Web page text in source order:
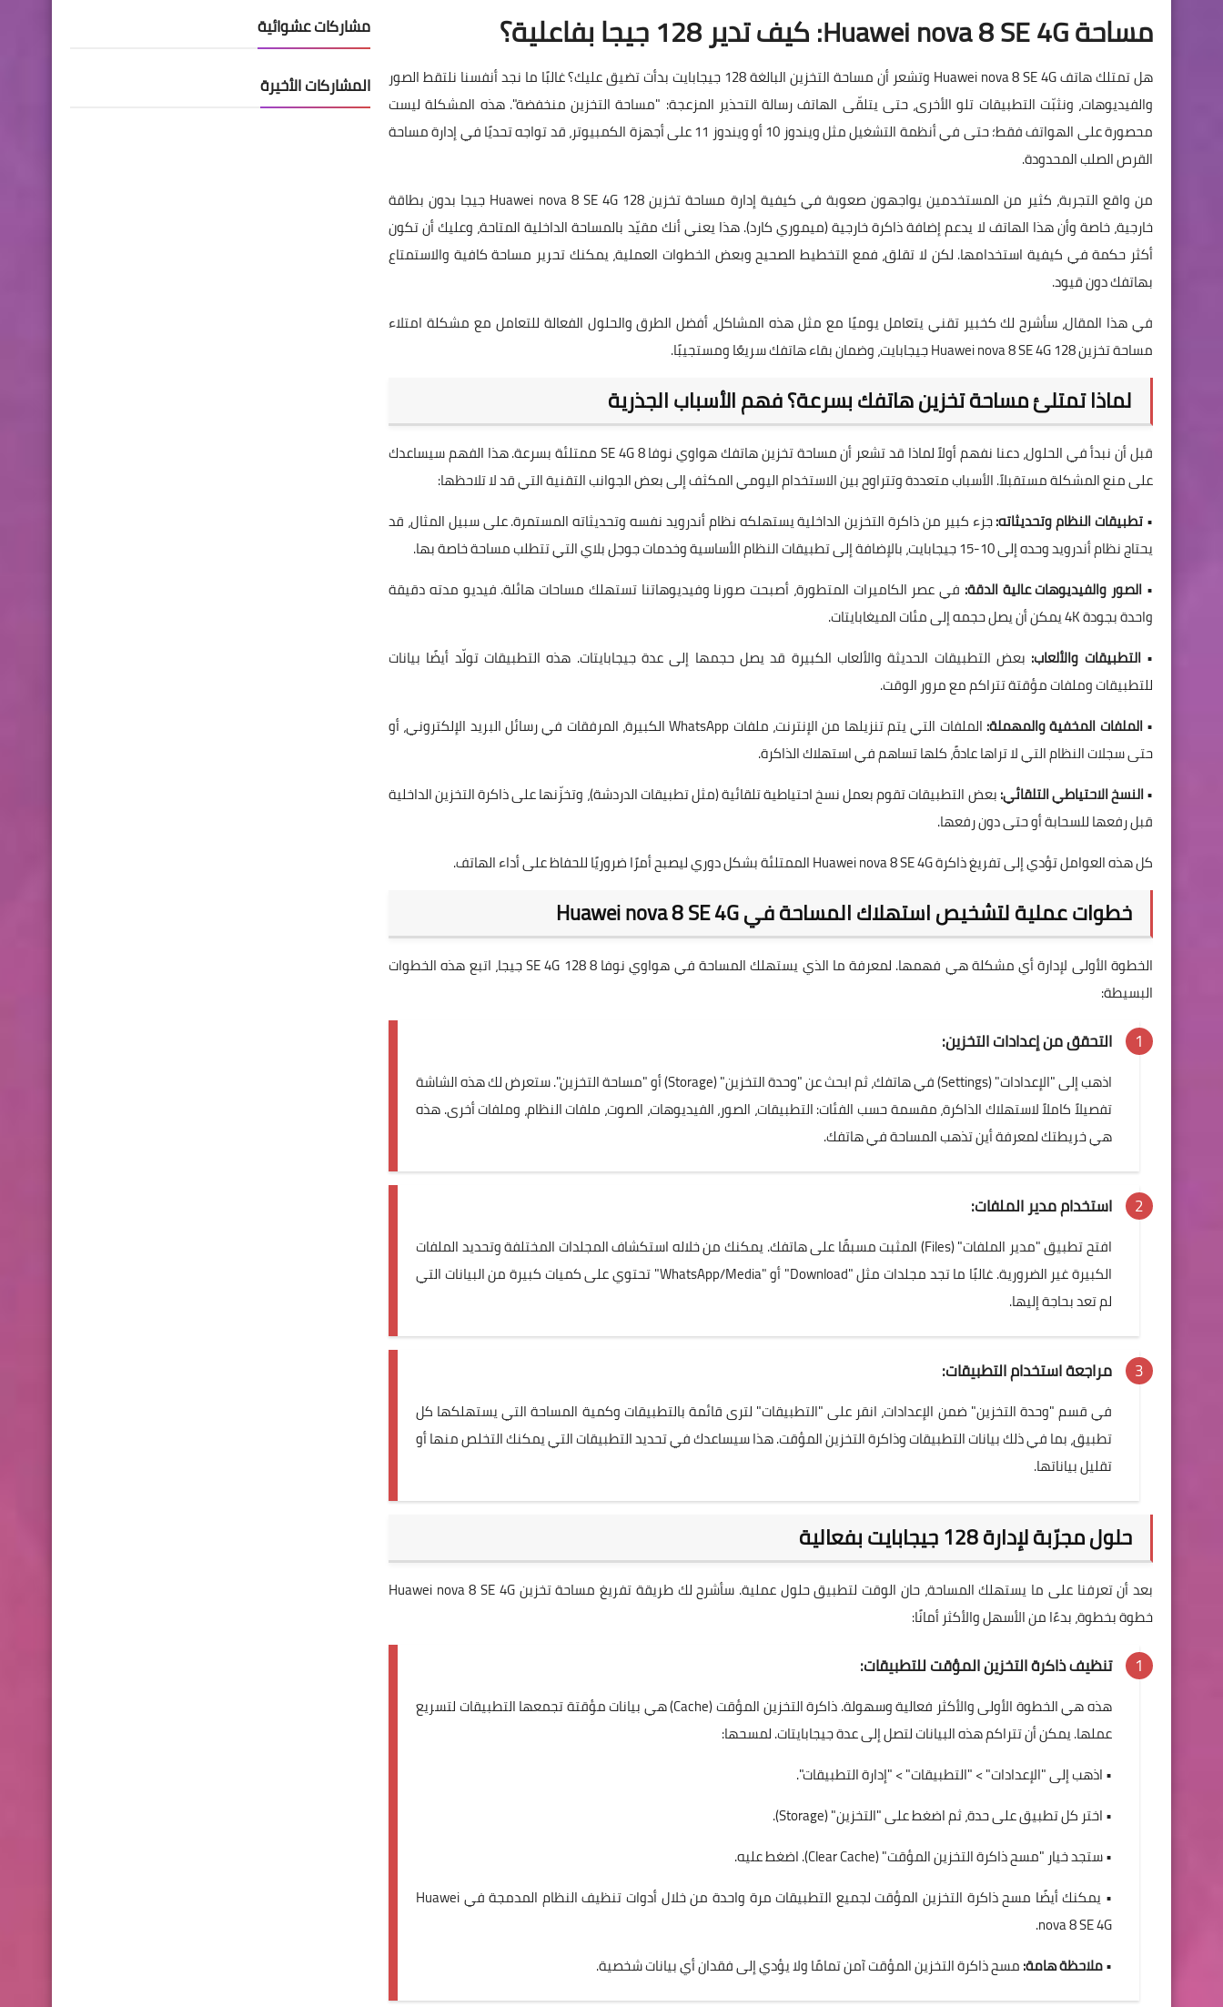
مساحة Huawei nova 8 SE 4G: كيف تدير 128 جيجا بفاعلية؟
هل تمتلك هاتف Huawei nova 8 SE 4G وتشعر أن مساحة التخزين البالغة 128 جيجابايت بدأت تضيق عليك؟ غالبًا ما نجد أنفسنا نلتقط الصور
والفيديوهات، ونثبّت التطبيقات تلو الأخرى، حتى يتلقّى الهاتف رسالة التحذير المزعجة: "مساحة التخزين منخفضة". هذه المشكلة ليست
محصورة على الهواتف فقط؛ حتى في أنظمة التشغيل مثل ويندوز 10 أو ويندوز 11 على أجهزة الكمبيوتر، قد تواجه تحديًا في إدارة مساحة
القرص الصلب المحدودة.
من واقع التجربة، كثير من المستخدمين يواجهون صعوبة في كيفية إدارة مساحة تخزين Huawei nova 8 SE 4G 128 جيجا بدون بطاقة
خارجية، خاصة وأن هذا الهاتف لا يدعم إضافة ذاكرة خارجية (ميموري كارد). هذا يعني أنك مقيّد بالمساحة الداخلية المتاحة، وعليك أن تكون
أكثر حكمة في كيفية استخدامها. لكن لا تقلق، فمع التخطيط الصحيح وبعض الخطوات العملية، يمكنك تحرير مساحة كافية والاستمتاع
بهاتفك دون قيود.
في هذا المقال، سأشرح لك كخبير تقني يتعامل يوميًا مع مثل هذه المشاكل، أفضل الطرق والحلول الفعالة للتعامل مع مشكلة امتلاء
مساحة تخزين Huawei nova 8 SE 4G 128 جيجابايت، وضمان بقاء هاتفك سريعًا ومستجيبًا.
لماذا تمتلئ مساحة تخزين هاتفك بسرعة؟ فهم الأسباب الجذرية
قبل أن نبدأ في الحلول، دعنا نفهم أولاً لماذا قد تشعر أن مساحة تخزين هاتفك هواوي نوفا 8 SE 4G ممتلئة بسرعة. هذا الفهم سيساعدك
على منع المشكلة مستقبلاً. الأسباب متعددة وتتراوح بين الاستخدام اليومي المكثف إلى بعض الجوانب التقنية التي قد لا تلاحظها:
•تطبيقات النظام وتحديثاته:جزء كبير من ذاكرة التخزين الداخلية يستهلكه نظام أندرويد نفسه وتحديثاته المستمرة. على سبيل المثال، قد
يحتاج نظام أندرويد وحده إلى 10-15 جيجابايت، بالإضافة إلى تطبيقات النظام الأساسية وخدمات جوجل بلاي التي تتطلب مساحة خاصة بها.
• الصور والفيديوهات عالية الدقة: في عصر الكاميرات المتطورة، أصبحت صورنا وفيديوهاتنا تستهلك مساحات هائلة. فيديو مدته دقيقة
واحدة بجودة 4K يمكن أن يصل حجمه إلى مئات الميغابايتات.
•التطبيقات والألعاب: بعض التطبيقات الحديثة والألعاب الكبيرة قد يصل حجمها إلى عدة جيجابايتات. هذه التطبيقات تولّد أيضًا بيانات
للتطبيقات وملفات مؤقتة تتراكم مع مرور الوقت.
•الملفات المخفية والمهملة:
الملفات التي يتم تنزيلها من الإنترنت، ملفات WhatsApp الكبيرة، المرفقات في رسائل البريد الإلكتروني، أو
حتى سجلات النظام التي لا تراها عادةً، كلها تساهم في استهلاك الذاكرة.
•النسخ الاحتياطي التلقائي:بعض التطبيقات تقوم بعمل نسخ احتياطية تلقائية (مثل تطبيقات الدردشة)، وتخزّنها على ذاكرة التخزين الداخلية
قبل رفعها للسحابة أو حتى دون رفعها.
كل هذه العوامل تؤدي إلى تفريغ ذاكرة Huawei nova 8 SE 4G الممتلئة بشكل دوري ليصبح أمرًا ضروريًا للحفاظ على أداء الهاتف.
خطوات عملية لتشخيص استهلاك المساحة في Huawei nova 8 SE 4G
الخطوة الأولى لإدارة أي مشكلة هي فهمها. لمعرفة ما الذي يستهلك المساحة في هواوي نوفا 8 SE 4G 128 جيجا، اتبع هذه الخطوات
البسيطة:
التحقق من إعدادات التخزين:
اذهب إلى "الإعدادات" (Settings) في هاتفك، ثم ابحث عن "وحدة التخزين" (Storage) أو "مساحة التخزين". ستعرض لك هذه الشاشة
تفصيلاً كاملاً لاستهلاك الذاكرة، مقسمة حسب الفئات: التطبيقات، الصور، الفيديوهات، الصوت، ملفات النظام، وملفات أخرى. هذه
هي خريطتك لمعرفة أين تذهب المساحة في هاتفك.
استخدام مدير الملفات:
افتح تطبيق "مدير الملفات" (Files) المثبت مسبقًا على هاتفك. يمكنك من خلاله استكشاف المجلدات المختلفة وتحديد الملفات
الكبيرة غير الضرورية. غالبًا ما تجد مجلدات مثل "Download" أو "WhatsApp/Media" تحتوي على كميات كبيرة من البيانات التي
لم تعد بحاجة إليها.
مراجعة استخدام التطبيقات:
في قسم "وحدة التخزين" ضمن الإعدادات، انقر على "التطبيقات" لترى قائمة بالتطبيقات وكمية المساحة التي يستهلكها كل
تطبيق، بما في ذلك بيانات التطبيقات وذاكرة التخزين المؤقت. هذا سيساعدك في تحديد التطبيقات التي يمكنك التخلص منها أو
تقليل بياناتها.
حلول مجرّبة لإدارة 128 جيجابايت بفعالية
بعد أن تعرفنا على ما يستهلك المساحة، حان الوقت لتطبيق حلول عملية. سأشرح لك طريقة تفريغ مساحة تخزين Huawei nova 8 SE 4G
خطوة بخطوة، بدءًا من الأسهل والأكثر أمانًا:
تنظيف ذاكرة التخزين المؤقت للتطبيقات:
هذه هي الخطوة الأولى والأكثر فعالية وسهولة. ذاكرة التخزين المؤقت (Cache) هي بيانات مؤقتة تجمعها التطبيقات لتسريع
عملها. يمكن أن تتراكم هذه البيانات لتصل إلى عدة جيجابايتات. لمسحها:
• اذهب إلى "الإعدادات" > "التطبيقات" > "إدارة التطبيقات".
• اختر كل تطبيق على حدة، ثم اضغط على "التخزين" (Storage).
• ستجد خيار "مسح ذاكرة التخزين المؤقت" (Clear Cache). اضغط عليه.
• يمكنك أيضًا مسح ذاكرة التخزين المؤقت لجميع التطبيقات مرة واحدة من خلال أدوات تنظيف النظام المدمجة في Huawei
nova 8 SE 4G.
•ملاحظة هامة:مسح ذاكرة التخزين المؤقت آمن تمامًا ولا يؤدي إلى فقدان أي بيانات شخصية.
مشاركات عشوائية
المشاركات الأخيرة